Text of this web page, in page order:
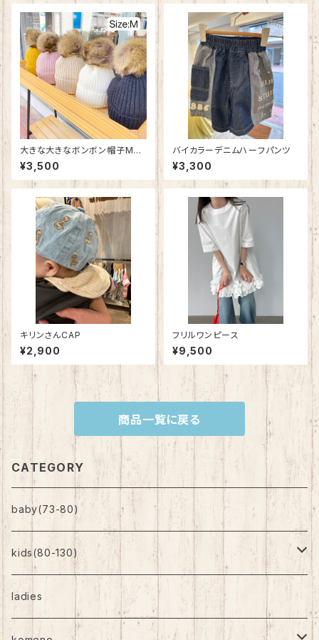
大きな大きなボンボン帽子Mサ
イズ
¥3,500
バイカラーデニムハーフパンツ
¥3,300
キリンさんCAP
¥2,900
フリルワンピース
¥9,500
商品一覧に戻る
CATEGORY
baby(73-80)
kids(80-130)
トップス
ladies